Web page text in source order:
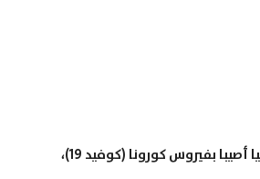
وكان الرئيس الأمريكي دونالد ترامب أعلن عبر صفحته على تويتر أنه وزوجته ميلانيا أصيبا بفيروس كورونا (كوفيد 19)،